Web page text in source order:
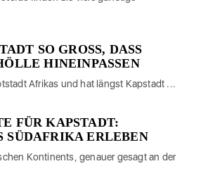
SO GROSS, DASS H
HINEINPASSEN
Afrikas und hat längst Kapstadt ...
FÜR KAPSTADT:
SÜDAFRIKA ERLEBEN
Kontinents, genauer gesagt an der